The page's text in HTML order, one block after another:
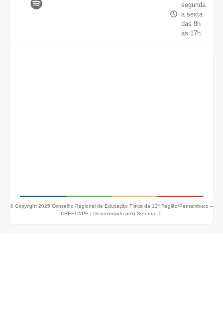
segunda
a sexta
das 8h
às 17h
© Copyright 2025 Conselho Regional de Educação Física da 12ª Região/Pernambuco –
CREF12/PE | Desenvolvido pelo Setor de TI